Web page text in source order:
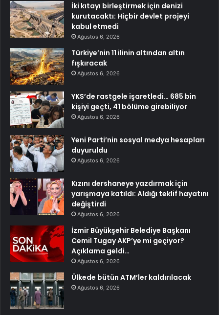
İki kıtayı birleştirmek için denizi
kurutacaktı: Hiçbir devlet projeyi
kabul etmedi
Ağustos 6, 2026
Türkiye’nin 11 ilinin altından altın
fışkıracak
Ağustos 6, 2026
YKS’de rastgele işaretledi… 685 bin
kişiyi geçti, 41 bölüme girebiliyor
Ağustos 6, 2026
Yeni Parti’nin sosyal medya hesapları
duyuruldu
Ağustos 6, 2026
Kızını dershaneye yazdırmak için
yarışmaya katıldı: Aldığı teklif hayatını
değiştirdi
Ağustos 6, 2026
İzmir Büyükşehir Belediye Başkanı
Cemil Tugay AKP’ye mi geçiyor?
Açıklama geldi…
Ağustos 6, 2026
Ülkede bütün ATM’ler kaldırılacak
Ağustos 6, 2026